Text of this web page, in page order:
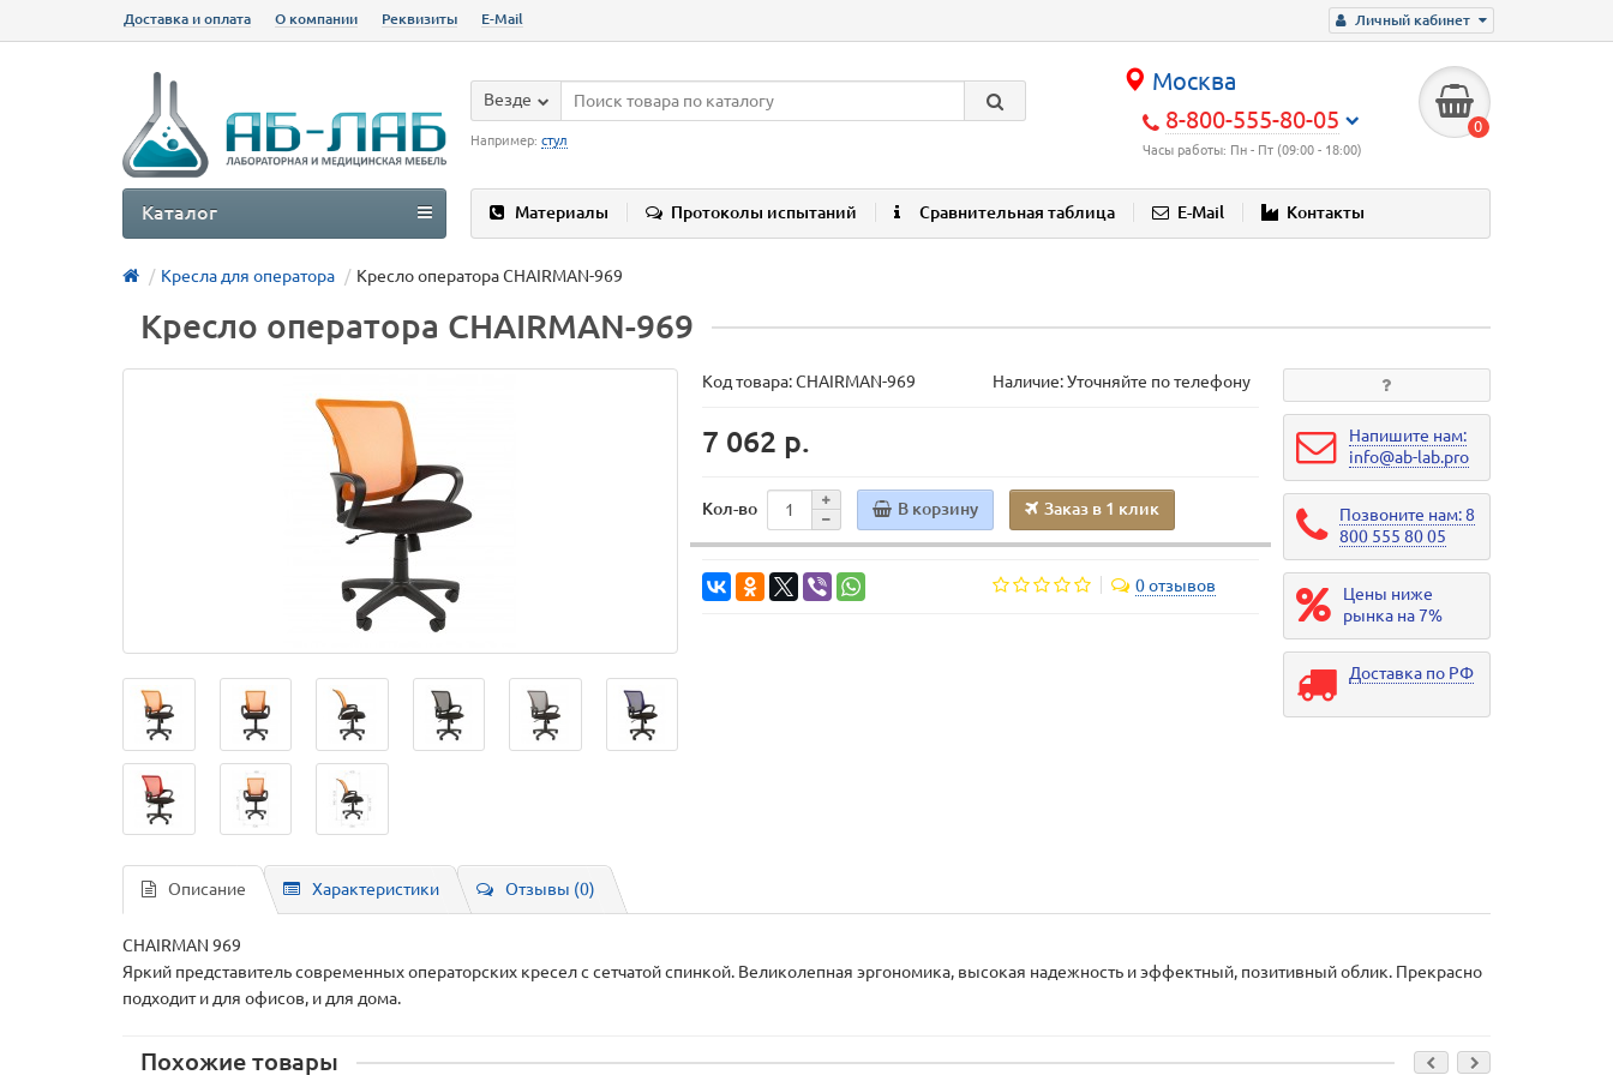
Личный кабинет
Доставка и оплата О компании Реквизиты E-Mail
Москва
8-800-555-80-05
Часы работы: Пн - Пт (09:00 - 18:00)
0
Везде
Например: стул
Материалы Протоколы испытаний Сравнительная таблица E-Mail Контакты
Каталог
Кресла для оператора Кресло оператора CHAIRMAN-969
Кресло оператора CHAIRMAN-969
Код товара:CHAIRMAN-969 Наличие: Уточняйте по телефону
7 062 р.
Кол-во В корзину Заказ в 1 клик
0 отзывов
Напишите нам:
info@ab-lab.pro
Позвоните нам: 8
800 555 80 05
Цены ниже
рынка на 7%
Доставка по РФ
Описание Характеристики Отзывы (0)
CHAIRMAN 969
Яркий представитель современных операторских кресел с сетчатой спинкой. Великолепная эргономика, высокая надежность и эффектный, позитивный облик. Прекрасно
подходит и для офисов, и для дома.
Похожие товары